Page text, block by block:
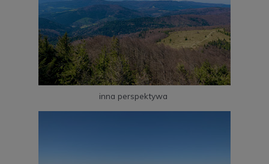
inna perspektywa